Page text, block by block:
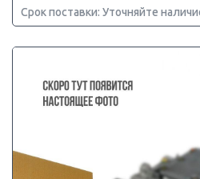
Срок поставки: Уточняйте